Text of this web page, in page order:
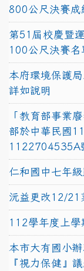
800公尺決賽成
第51屆校慶暨
100公尺決賽名
本府環境保護
詳如說明
「教育部事業
部於中華民國
1122704535A
仁和國中七年
沅益更改12/21
112學年度上
本市大有國小
『視力保健』